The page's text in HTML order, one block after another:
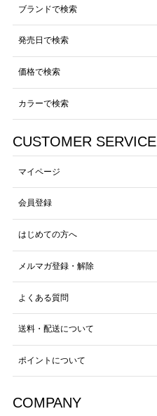
ブランドで検索
発売日で検索
価格で検索
カラーで検索
CUSTOMER SERVICE
マイページ
会員登録
はじめての方へ
メルマガ登録・解除
よくある質問
送料・配送について
ポイントについて
COMPANY